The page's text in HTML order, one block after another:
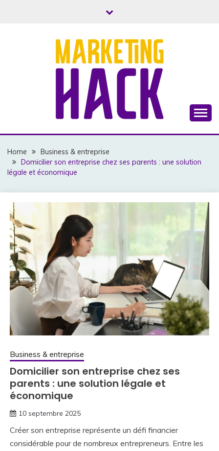
MARKETINGHACK
Home
Business & entreprise
Domicilier son entreprise chez ses parents : une solution
légale et économique
Business & entreprise
Domicilier son entreprise chez ses
parents : une solution légale et
économique
10 septembre 2025
Créer son entreprise représente un défi financier
considérable pour de nombreux entrepreneurs. Entre les